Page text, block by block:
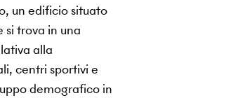
un edificio situato
trova in una
alla
centri sportivi e
demografico in